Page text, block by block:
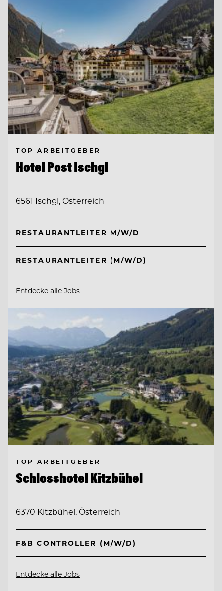
TOP ARBEITGEBER
Hotel Post Ischgl
6561 Ischgl, Österreich
RESTAURANTLEITER M/W/D
RESTAURANTLEITER (M/W/D)
Entdecke alle Jobs
TOP ARBEITGEBER
Schlosshotel Kitzbühel
6370 Kitzbühel, Österreich
F&B CONTROLLER (M/W/D)
Entdecke alle Jobs